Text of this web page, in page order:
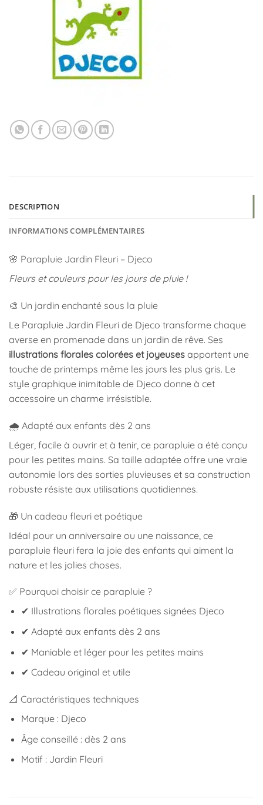
DESCRIPTION
INFORMATIONS COMPLÉMENTAIRES
🌸 Parapluie Jardin Fleuri – Djeco
Fleurs et couleurs pour les jours de pluie !
🎨 Un jardin enchanté sous la pluie
Le Parapluie Jardin Fleuri de Djeco transforme chaque
averse en promenade dans un jardin de rêve. Ses
illustrations florales colorées et joyeuses apportent une
touche de printemps même les jours les plus gris. Le
style graphique inimitable de Djeco donne à cet
accessoire un charme irrésistible.
🌧️ Adapté aux enfants dès 2 ans
Léger, facile à ouvrir et à tenir, ce parapluie a été conçu
pour les petites mains. Sa taille adaptée offre une vraie
autonomie lors des sorties pluvieuses et sa construction
robuste résiste aux utilisations quotidiennes.
🎁 Un cadeau fleuri et poétique
Idéal pour un anniversaire ou une naissance, ce
parapluie fleuri fera la joie des enfants qui aiment la
nature et les jolies choses.
✅ Pourquoi choisir ce parapluie ?
✔ Illustrations florales poétiques signées Djeco
✔ Adapté aux enfants dès 2 ans
✔ Maniable et léger pour les petites mains
✔ Cadeau original et utile
📐 Caractéristiques techniques
Marque : Djeco
Âge conseillé : dès 2 ans
Motif : Jardin Fleuri